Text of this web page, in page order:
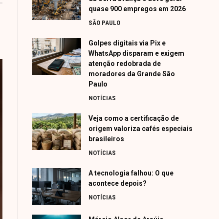
quase 900 empregos em 2026
SÃO PAULO
Golpes digitais via Pix e
WhatsApp disparam e exigem
atenção redobrada de
moradores da Grande São
Paulo
NOTÍCIAS
Veja como a certificação de
origem valoriza cafés especiais
brasileiros
NOTÍCIAS
A tecnologia falhou: O que
acontece depois?
NOTÍCIAS